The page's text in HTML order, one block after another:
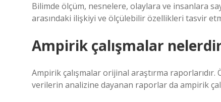
Bilimde ölçüm, nesnelere, olaylara ve insanlara
arasındaki ilişkiyi ve ölçülebilir özellikleri tasvir
Ampirik çalışmalar
Ampirik çalışmalar orijinal araştırma
verilerin analizine dayanan raporlar da ampirik